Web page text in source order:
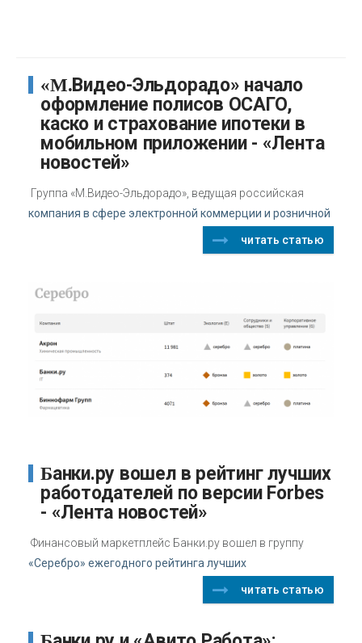
«М.Видео-Эльдорадо» начало
оформление полисов ОСАГО,
каско и страхование ипотеки в
мобильном приложении - «Лента
новостей»
Группа «М.Видео-Эльдорадо», ведущая российская
компания в сфере электронной коммерции и розничной
читать статью
Банки.ру вошел в рейтинг лучших
работодателей по версии Forbes
- «Лента новостей»
Финансовый маркетплейс Банки.ру вошел в группу
«Серебро» ежегодного рейтинга лучших
читать статью